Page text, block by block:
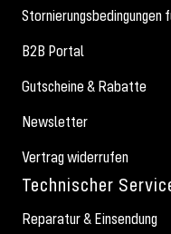
Stornierungsbedingungen
B2B Portal
Gutscheine & Rabatte
Newsletter
Vertrag widerrufen
Technischer
Reparatur & Einsendung